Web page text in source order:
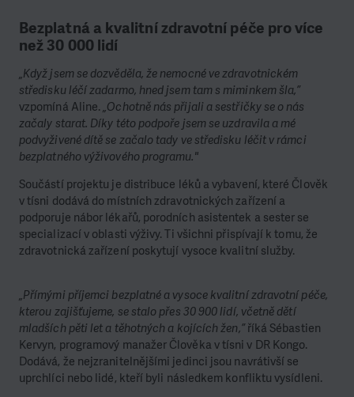
Bezplatná a kvalitní zdravotní péče pro více
než 30 000 lidí
„Když jsem se dozvěděla, že nemocné ve zdravotnickém
středisku léčí zadarmo, hned jsem tam s miminkem šla,”
vzpomíná Aline.„Ochotně nás přijali a sestřičky se o nás
začaly starat. Díky této podpoře jsem se uzdravila a mé
podvyživené dítě se začalo tady ve středisku léčit v rámci
bezplatného výživového programu."
Součástí projektu je distribuce léků a vybavení, které Člověk
v tísni dodává do místních zdravotnických zařízení a
podporuje nábor lékařů, porodních asistentek a sester se
specializací v oblasti výživy. Ti všichni přispívají k tomu, že
zdravotnická zařízení poskytují vysoce kvalitní služby.
„Přímými příjemci bezplatné a vysoce kvalitní zdravotní péče,
kterou zajišťujeme, se stalo přes 30 900 lidí, včetně dětí
mladších pěti let a těhotných a kojících žen,”říká Sébastien
Kervyn, programový manažer Člověka v tísni v DR Kongo.
Dodává, že nejzranitelnějšími jedinci jsou navrátivší se
uprchlíci nebo lidé, kteří byli následkem konfliktu vysídleni.